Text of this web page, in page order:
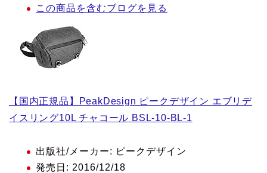
この商品を含むブログを見る
【国内正規品】PeakDesign ピークデザイン エブリデ
イスリング10L チャコール BSL-10-BL-1
出版社/メーカー: ピークデザイン
発売日: 2016/12/18